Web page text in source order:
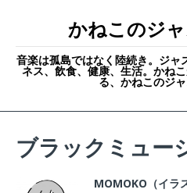
かねこのジ
音楽は孤島ではなく陸続き。ジャ
ネス、飲食、健康、生活。かね
る、かねこのジ
ブラックミュー
MOMOKO（イラ